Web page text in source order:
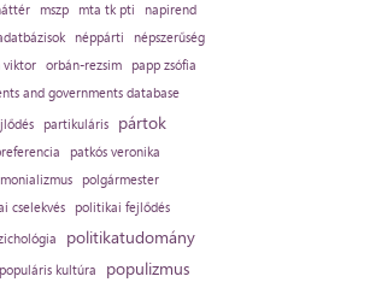
mszp mta tk pti
napirend
néppárti
népszerűség
viktor orbán-rezsim
papp zsófia
and governments database
partikuláris pártok
patkós veronika
polgármester
cselekvés
politikai fejlődés
politikatudomány
populáris kultúra populizmus